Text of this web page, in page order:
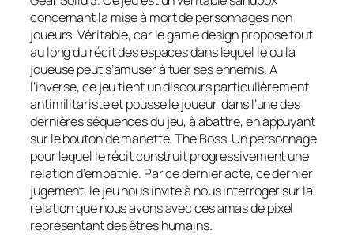
concernant la mise à mort de personnages non
joueurs. Véritable, car legame designpropose tout
au long du récit des espaces dans lequel le ou la
joueuse peut s’amuser à tuer ses ennemis. A
l’inverse, ce jeu tient un discours particulièrement
antimilitariste et pousse le joueur, dans l’une des
dernières séquences du jeu, à abattre, en appuyant
sur le bouton de manette, The Boss. Un personnage
pour lequel le récit construit progressivement une
relation d’empathie. Par ce dernier acte, ce dernier
jugement, le jeu nous invite à nous interroger sur la
relation que nous avons avec ces amas de pixel
représentant des êtres humains.